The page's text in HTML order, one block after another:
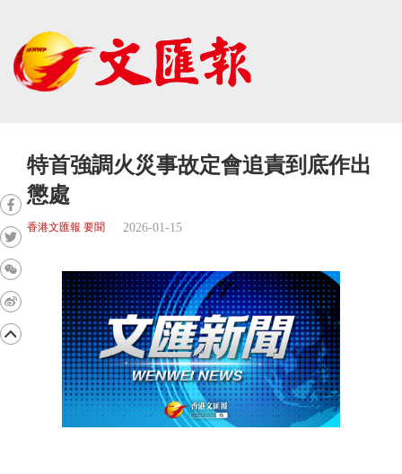
特首強調火災事故定會追責到底作出
懲處
香港文匯報 要聞 2026-01-15